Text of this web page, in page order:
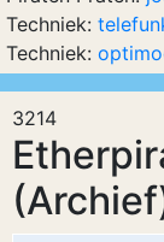
3214
Techniek:
Techniek: